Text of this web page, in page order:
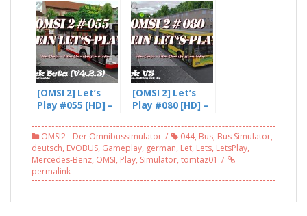
verschwinden –
Gladbeck V3 (2/3)
Beta –
Trunkenheit am
Steuer?
Supergeil! L255
(1/2)
[OMSI 2] Let’s
Play #055 [HD] –
Müde (4/4)
[OMSI 2] Let’s
Play #080 [HD] –
Button ist da |
Gladbeck v5
OMSI2 - Der Omnibussimulator 044, Bus, Bus Simulator,
deutsch, EVOBUS, Gameplay, german, Let, Lets, LetsPlay,
Mercedes-Benz, OMSI, Play, Simulator, tomtaz01
permalink